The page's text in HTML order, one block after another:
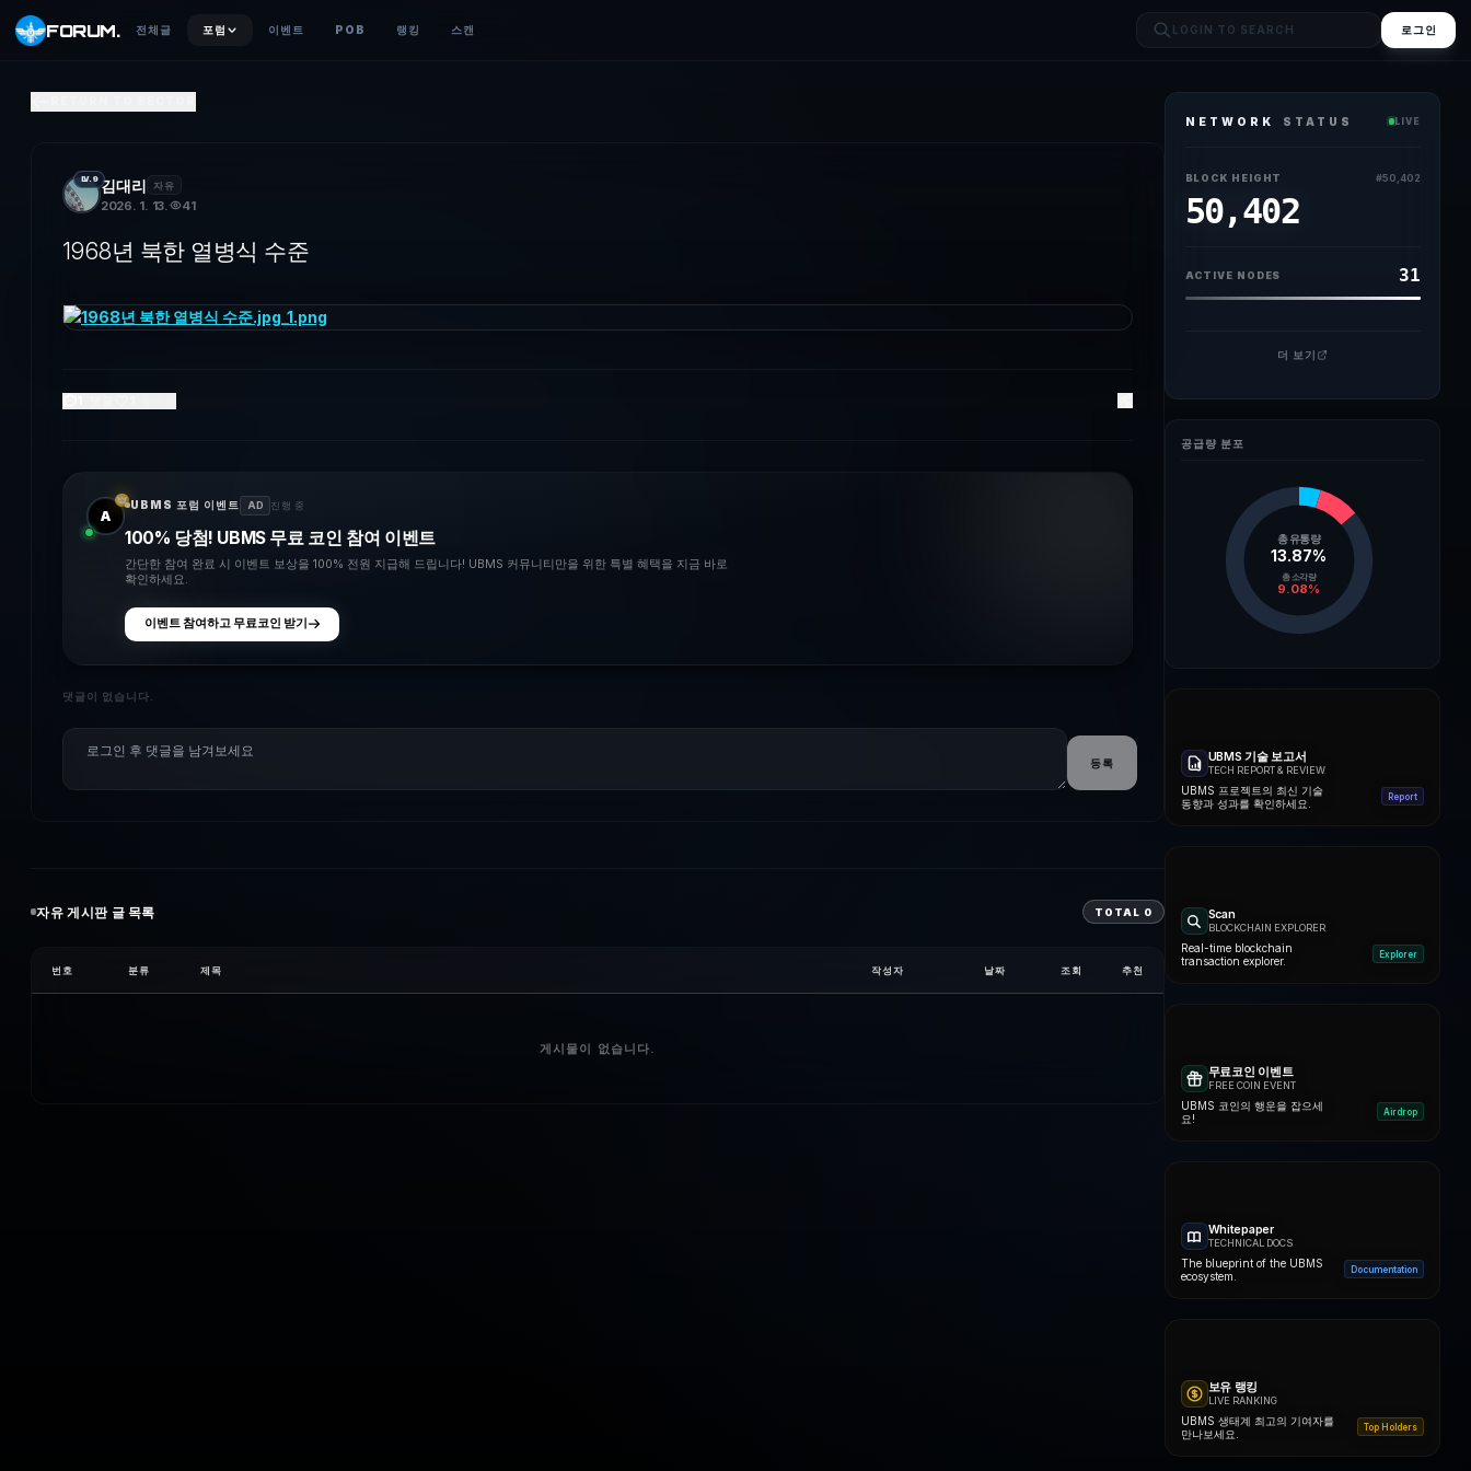
FORUM. 전체글 포럼 이벤트 POB 랭킹 스캔 로그인
LV.9 김대리 자유
2026. 1. 13. 41
1968년 북한 열병식 수준
A
UBMS 포럼 이벤트 AD 진행 중
100% 당첨! UBMS 무료 코인 참여 이벤트
간단한 참여 완료 시 이벤트 보상을 100% 전원 지급해 드립니다! UBMS 커뮤니티만을 위한 특별 혜택을 지금 바로
확인하세요.
이벤트 참여하고 무료코인 받기
댓글이 없습니다.
등록
자유 게시판 글 목록 TOTAL 0
번호 분류 제목 작성자 날짜 조회 추천
게시물이 없습니다.
NETWORK STATUS LIVE
BLOCK HEIGHT #50,402
50,402
ACTIVE NODES 31
더 보기
공급량 분포
총 유통량
13.87%
총 소각량
9.08%
UBMS 기술 보고서
TECH REPORT & REVIEW
UBMS 프로젝트의 최신 기술
동향과 성과를 확인하세요.
Report
Scan
BLOCKCHAIN EXPLORER
Real-time blockchain
transaction explorer.
Explorer
무료코인 이벤트
FREE COIN EVENT
UBMS 코인의 행운을 잡으세
요!
Airdrop
Whitepaper
TECHNICAL DOCS
The blueprint of the UBMS
ecosystem.
Documentation
보유 랭킹
LIVE RANKING
UBMS 생태계 최고의 기여자를
만나보세요.
Top Holders